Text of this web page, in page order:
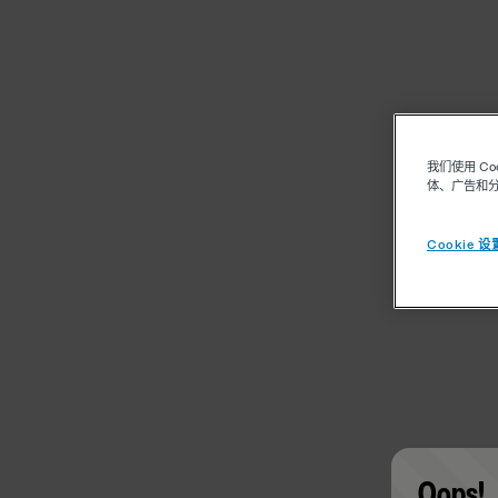
我们使用
体、广告和
Cookie 设